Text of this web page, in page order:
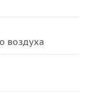
воздуха